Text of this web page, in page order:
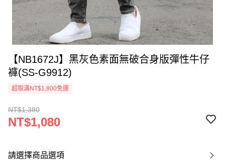
【NB1672J】黑灰色素面無破合身版彈性牛仔
褲(SS-G9912)
超取滿NT$1,800免運
NT$1,380
NT$1,080
請選擇商品選項